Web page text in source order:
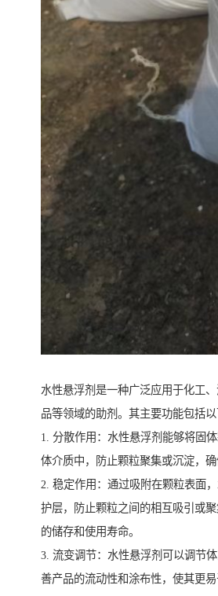
水性悬浮剂是一种广泛应用于化工
品等领域的助剂。其主要功能包括以
1. 分散作用：水性悬浮剂能够将固
体介质中，防止颗粒聚集或沉淀，确
2. 稳定作用：通过吸附在颗粒表面
护层，防止颗粒之间的相互吸引或
的储存和使用寿命。
3. 流变调节：水性悬浮剂可以调节
善产品的流动性和涂布性，使其更易